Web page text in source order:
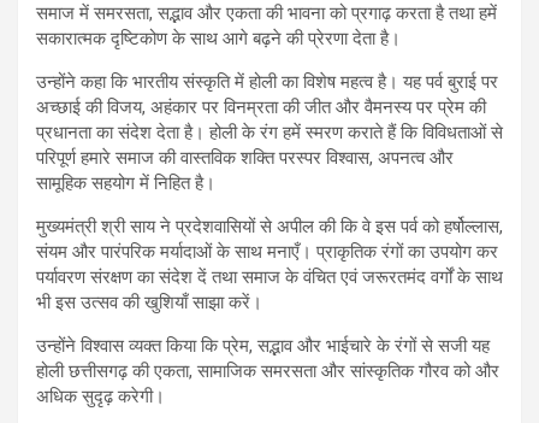
समाज में समरसता, सद्भाव और एकता की भावना को प्रगाढ़ करता है तथा हमें
सकारात्मक दृष्टिकोण के साथ आगे बढ़ने की प्रेरणा देता है।
उन्होंने कहा कि भारतीय संस्कृति में होली का विशेष महत्व है। यह पर्व बुराई पर
अच्छाई की विजय, अहंकार पर विनम्रता की जीत और वैमनस्य पर प्रेम की
प्रधानता का संदेश देता है। होली के रंग हमें स्मरण कराते हैं कि विविधताओं से
परिपूर्ण हमारे समाज की वास्तविक शक्ति परस्पर विश्वास, अपनत्व और
सामूहिक सहयोग में निहित है।
मुख्यमंत्री श्री साय ने प्रदेशवासियों से अपील की कि वे इस पर्व को हर्षोल्लास,
संयम और पारंपरिक मर्यादाओं के साथ मनाएँ। प्राकृतिक रंगों का उपयोग कर
पर्यावरण संरक्षण का संदेश दें तथा समाज के वंचित एवं जरूरतमंद वर्गों के साथ
भी इस उत्सव की खुशियाँ साझा करें।
उन्होंने विश्वास व्यक्त किया कि प्रेम, सद्भाव और भाईचारे के रंगों से सजी यह
होली छत्तीसगढ़ की एकता, सामाजिक समरसता और सांस्कृतिक गौरव को और
अधिक सुदृढ़ करेगी।